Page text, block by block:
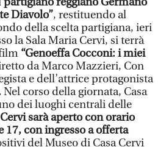
Diavolo”, restituendo al
della scelta partigiana, ieri
la Sala Maria Cervi, si terrà
“Genoeffa Cocconi: i miei
da Marco Mazzieri, Con
e dell’attrice protagonista
Nel corso della giornata, Casa
dei luoghi centrali delle
sarà aperto con orario
17, con ingresso a offerta
del Museo di Casa Cervi